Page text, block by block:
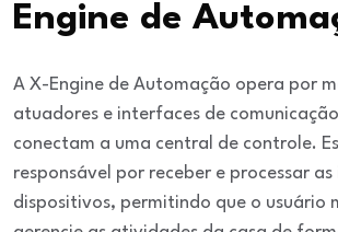
Engine de
A X-Engine de Automação opera por
atuadores e interfaces de
conectam a uma central de controle.
responsável por receber e processar
dispositivos, permitindo que o usuário